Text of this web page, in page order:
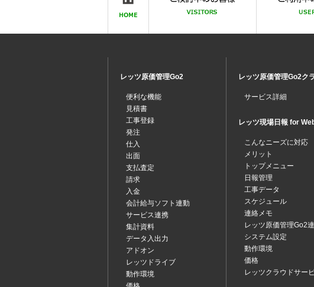
レッツ原価管理Go2
便利な機能
見積書
工事登録
発注
仕入
出面
支払査定
請求
入金
会計給与ソフト連動
サービス連携
集計資料
データ入出力
アドオン
レッツドライブ
動作環境
レッツ原価管理Go2ク
サービス詳細
レッツ現場日報 for
こんなニーズに対応
メリット
トップメニュー
日報管理
工事データ
スケジュール
連絡メモ
レッツ原価管理Go2
システム設定
動作環境
価格
レッツクラウドサー